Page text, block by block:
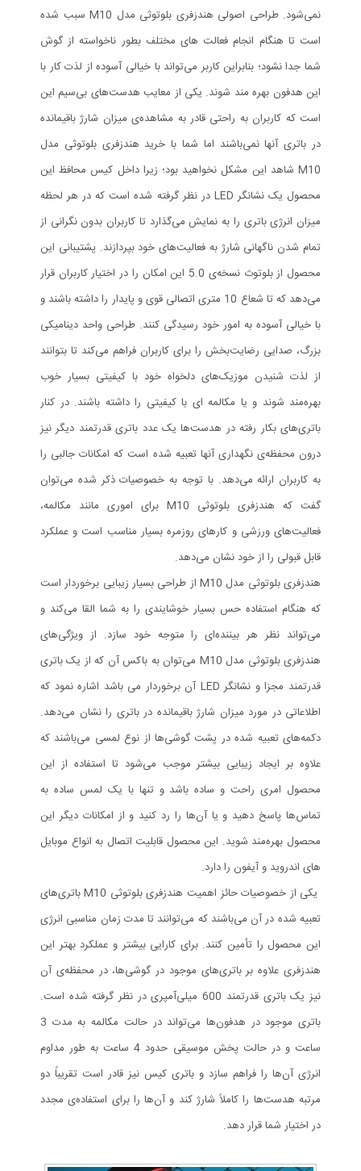
نمی‌شود. طراحی اصولی هندزفری بلوتوثی مدل M10 سبب شده
است تا هنگام انجام فعالت های مختلف بطور ناخواسته از گوش
شما جدا نشود؛ بنابراین کاربر می‌تواند با خیالی آسوده از لذت کار با
این هدفون بهره مند شوند. یکی از معایب هدست‌های بی‌سیم این
است که کاربران به راحتی قادر به مشاهده‌ی میزان شارژ باقیمانده
در باتری آنها نمی‌باشند اما شما با خرید هندزفری بلوتوثی مدل
M10 شاهد این مشکل نخواهید بود؛ زیرا داخل کیس محافظ این
محصول یک نشانگر LED در نظر گرفته شده است که در هر لحظه
میزان انرژی باتری را به نمایش می‌گذارد تا کاربران بدون نگرانی از
تمام شدن ناگهانی شارژ به فعالیت‌های خود بپردازند. پشتیبانی این
محصول از بلوتوث نسخه‌ی 5.0 این امکان را در اختیار کاربران قرار
می‌دهد که تا شعاع 10 متری اتصالی قوی و پایدار را داشته باشند و
با خیالی آسوده به امور خود رسیدگی کنند. طراحی واحد دینامیکی
بزرگ، صدایی رضایت‌بخش را برای کاربران فراهم می‌کند تا بتوانند
از لذت شنیدن موزیک‌های دلخواه خود با کیفیتی بسیار خوب
بهره‌مند شوند و یا مکالمه ای با کیفیتی را داشته باشند. در کنار
باتری‌های بکار رفته در هدست‌ها یک عدد باتری قدرتمند دیگر نیز
درون محفظه‌ی نگهداری آنها تعبیه شده است که امکانات جالبی را
به کاربران ارائه می‌دهد. با توجه به خصوصیات ذکر شده می‌توان
گفت که هندزفری بلوتوثی M10 برای اموری مانند مکالمه،
فعالیت‌های ورزشی و کارهای روزمره بسیار مناسب است و عملکرد
قابل قبولی را از خود نشان می‌دهد.
هندزفری بلوتوثی مدل M10 از طراحی بسیار زیبایی برخوردار است
که هنگام استفاده حس بسیار خوشایندی را به شما القا می‌کند و
می‌تواند نظر هر بیننده‌ای را متوجه‌ خود سازد. از ویژگی‌های
هندزفری بلوتوثی مدل M10 می‌توان به باکس آن که از یک باتری
قدرتمند مجزا و نشانگر LED آن برخوردار می باشد اشاره نمود که
اطلاعاتی در مورد میزان شارژ باقیمانده در باتری را نشان می‌دهد.
دکمه‌های تعبیه شده در پشت گوشی‌ها از نوع لمسی می‌باشند که
علاوه بر ایجاد زیبایی بیشتر موجب می‌شود تا استفاده از این
محصول امری راحت و ساده باشد و تنها با یک لمس ساده به
تماس‌ها پاسخ دهید و یا آن‌ها را رد کنید و از امکانات دیگر این
محصول بهره‌مند شوید. این محصول قابلیت اتصال به انواع موبایل
های اندروید و آیفون را دارد.
یکی از خصوصیات حائز اهمیت هندزفری بلوتوثی M10 باتری‌های
تعبیه شده در آن می‌باشند که می‌توانند تا مدت زمان مناسبی انرژی
این محصول را تأمین کنند. برای کارایی بیشتر و عملکرد بهتر این
هندزفری علاوه بر باتری‌های موجود در گوشی‌ها، در محفظه‌ی آن
نیز یک باتری قدرتمند 600 میلی‌آمپری در نظر گرفته شده است.
باتری‌ موجود در هدفون‌ها می‌تواند در حالت مکالمه به مدت 3
ساعت و در حالت پخش موسیقی حدود 4 ساعت به طور مداوم
انرژی آن‌ها را فراهم سازد و باتری کیس نیز قادر است تقریباً دو
مرتبه هدست‌ها را کاملاً شارژ کند و آن‌ها را برای استفاده‌ی مجدد
در اختیار شما قرار دهد.